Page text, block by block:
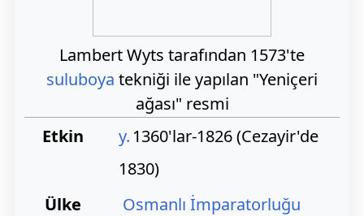
Lambert Wyts tarafından 1573'te
suluboya tekniği ile yapılan "Yeniçeri
ağası" resmi
Etkin
y. 1360'lar-1826 (Cezayir'de
1830)
Ülke
Osmanlı İmparatorluğu